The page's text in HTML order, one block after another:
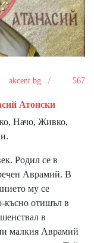
akcent.bg / 567
Атонски
Начо, Живко,
Родил се в
Аврамий. В
му се
късно отишъл в
в
малкия Аврамий